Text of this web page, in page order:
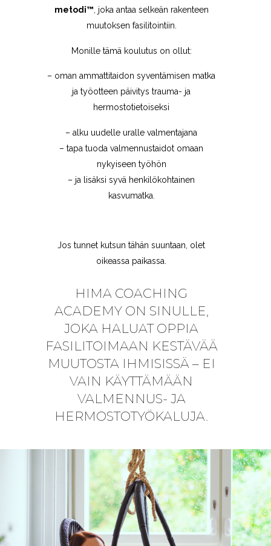
metodi™, joka antaa selkeän rakenteen
muutoksen fasilitointiin.
Monille tämä koulutus on ollut:
– oman ammattitaidon syventämisen matka
ja työotteen päivitys trauma- ja
hermostotietoiseksi
– alku uudelle uralle valmentajana
– tapa tuoda valmennustaidot omaan
nykyiseen työhön
– ja lisäksi syvä henkilökohtainen
kasvumatka.
Jos tunnet kutsun tähän suuntaan, olet
oikeassa paikassa.
HIMA COACHING
ACADEMY ON SINULLE,
JOKA HALUAT OPPIA
FASILITOIMAAN KESTÄVÄÄ
MUUTOSTA IHMISISSÄ – EI
VAIN KÄYTTÄMÄÄN
VALMENNUS- JA
HERMOSTOTYÖKALUJA.